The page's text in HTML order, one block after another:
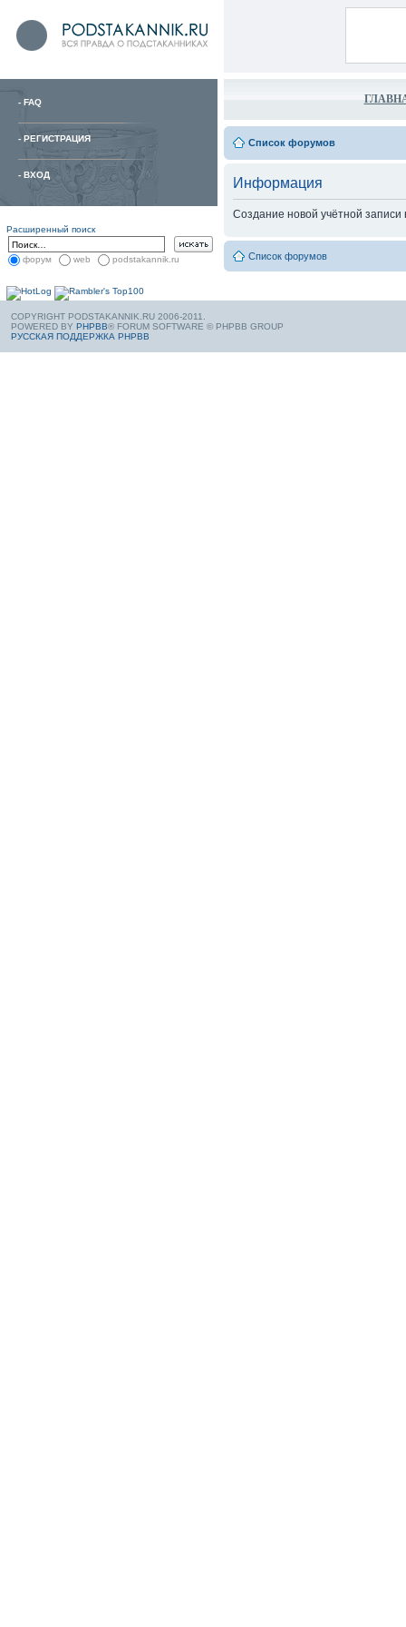
- FAQ
- РЕГИСТРАЦИЯ
- ВХОД
Расширенный поиск
форум web podstakannik.ru
Список форумов
Информация
Создание новой учётной
Список форумов
COPYRIGHT PODSTAKANNIK.RU 2006-2011.
POWERED BY PHPBB® FORUM SOFTWARE © PHPBB GROUP
РУССКАЯ ПОДДЕРЖКА PHPBB